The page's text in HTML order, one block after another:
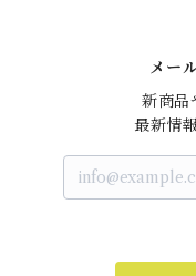
メー
新商品
最新情